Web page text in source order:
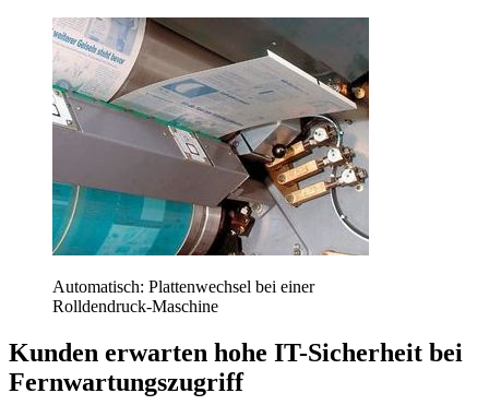
Automatisch: Plattenwechsel bei einer
Rolldendruck-Maschine
Kunden erwarten hohe IT-Sicherheit bei
Fernwartungszugriff